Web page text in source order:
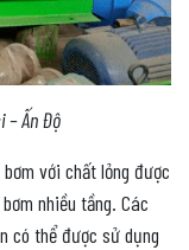
– Ấn Độ
với chất lỏng được
nhiều tầng. Các
có thể được sử dụng